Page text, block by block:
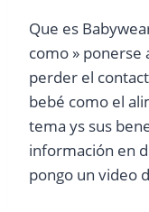
Que es
como » ponerse
perder el
bebé como el
tema ys sus
información en
pongo un video